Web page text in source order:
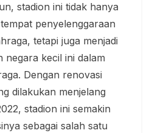
stadion ini tidak hanya
penyelenggaraan
tetapi juga menjadi
negara kecil ini dalam
Dengan renovasi
dilakukan menjelang
stadion ini semakin
sebagai salah satu